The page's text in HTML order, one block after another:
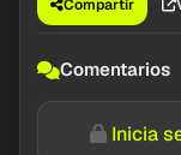
Compartir
Comentarios
Inicia